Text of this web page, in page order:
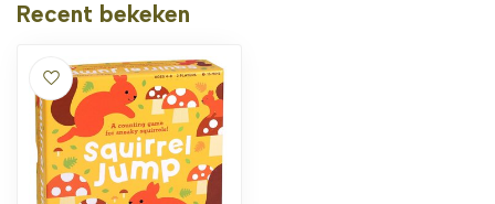
Recent bekeken